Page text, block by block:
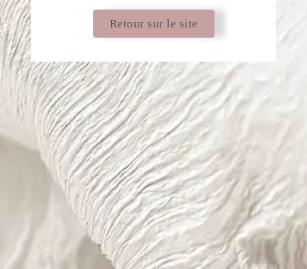
Retour sur le site